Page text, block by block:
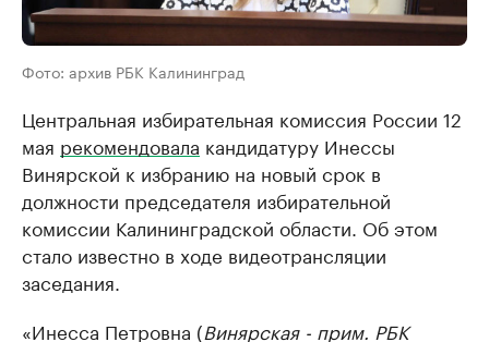
Фото: архив РБК Калининград
Центральная избирательная комиссия России 12
мая рекомендовала кандидатуру Инессы
Винярской к избранию на новый срок в
должности председателя избирательной
комиссии Калининградской области. Об этом
стало известно в ходе видеотрансляции
заседания.
«Инесса Петровна (Винярская - прим. РБК